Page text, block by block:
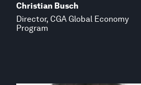
Christian Busch
Director, CGA Global Economy
Program